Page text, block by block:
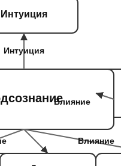
Интуиция
Интуиция
Влияние
Влияние